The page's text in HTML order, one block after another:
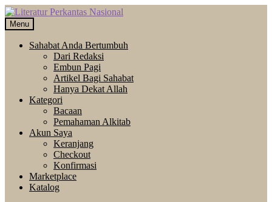
Skip
to
navigation
Langsung
ke
isi
Menu
Sahabat Anda Bertumbuh
Dari Redaksi
Embun Pagi
Artikel Bagi Sahabat
Hanya Dekat Allah
Kategori
Bacaan
Pemahaman Alkitab
Akun Saya
Keranjang
Checkout
Konfirmasi
Marketplace
Katalog